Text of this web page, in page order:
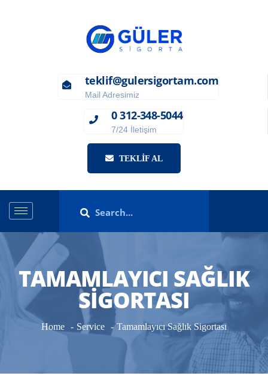
teklif@gulersigortam.com
Mail Adresimiz
0 312-348-5044
7/24 İletişim
TEKLIF AL
TAMAMLAYICI SAĞLIK
SIGORTASI
Home Service Tamamlayıcı Sağlık Sigortası